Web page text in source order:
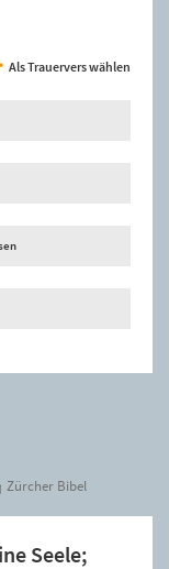
Als Trauervers wählen
Zürcher Bibel
Seele;